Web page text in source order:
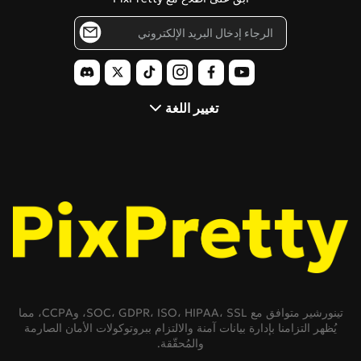
تغيير اللغة
بولارويد بالذكاء الاصطناعي
تينورشير متوافق مع SOC، GDPR، ISO، HIPAA، SSL، وCCPA، مما
يُظهر التزامنا بإدارة بيانات آمنة والالتزام ببروتوكولات الأمان الصارمة
والمُحقّقة.